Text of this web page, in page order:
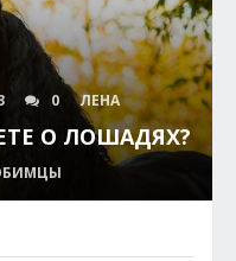
0 ЛЕНА
О ЛОШАДЯХ?